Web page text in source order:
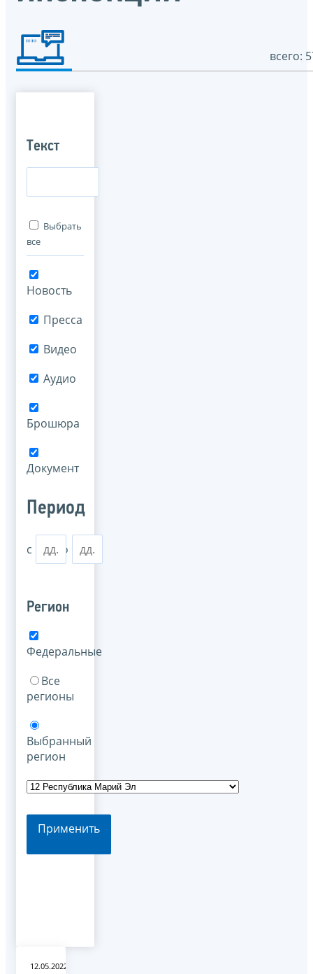
всего:
Текст
Выбрать
все
Новость
Пресса
Видео
Аудио
Брошюра
Документ
Период
с по
Регион
Федеральные
Все
регионы
Выбранный
регион
Применить
12.05.2022